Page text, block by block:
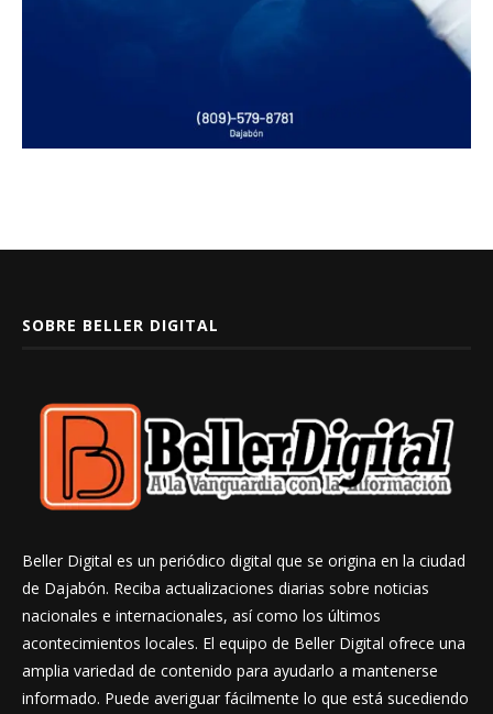
SOBRE BELLER DIGITAL
Beller Digital es un periódico digital que se origina en la ciudad
de Dajabón. Reciba actualizaciones diarias sobre noticias
nacionales e internacionales, así como los últimos
acontecimientos locales. El equipo de Beller Digital ofrece una
amplia variedad de contenido para ayudarlo a mantenerse
informado. Puede averiguar fácilmente lo que está sucediendo